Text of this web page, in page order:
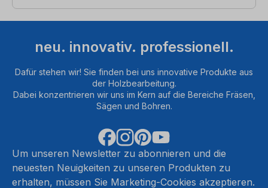
neu. innovativ. professionell.
Dafür stehen wir! Sie finden bei uns innovative Produkte aus
der Holzbearbeitung.
Dabei konzentrieren wir uns im Kern auf die Bereiche Fräsen,
Sägen und Bohren.
Um unseren Newsletter zu abonnieren und die
neuesten Neuigkeiten zu unseren Produkten zu
erhalten, müssen Sie Marketing-Cookies akzeptieren.